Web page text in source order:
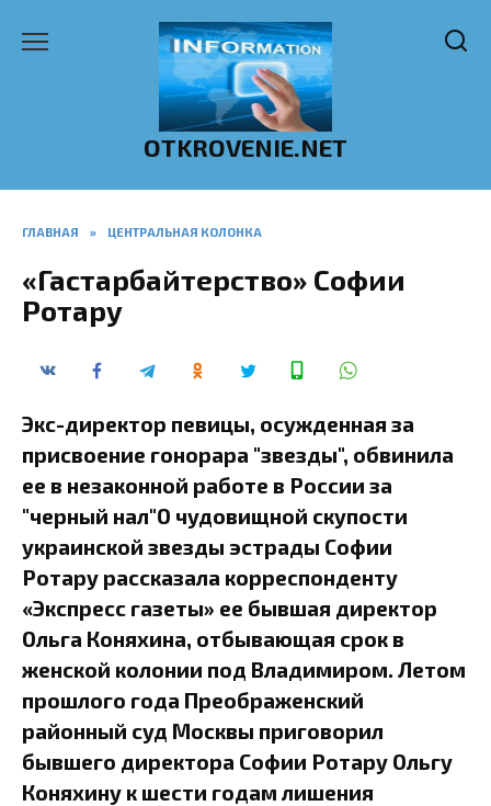
OTKROVENIE.NET
ГЛАВНАЯ » ЦЕНТРАЛЬНАЯ КОЛОНКА
«Гастарбайтерство» Софии
Ротару
Экс-директор певицы, осужденная за
присвоение гонорара "звезды", обвинила
ее в незаконной работе в России за
"черный нал"О чудовищной скупости
украинской звезды эстрады Софии
Ротару рассказала корреспонденту
«Экспресс газеты» ее бывшая директор
Ольга Коняхина, отбывающая срок в
женской колонии под Владимиром. Летом
прошлого года Преображенский
районный суд Москвы приговорил
бывшего директора Софии Ротару Ольгу
Коняхину к шести годам лишения